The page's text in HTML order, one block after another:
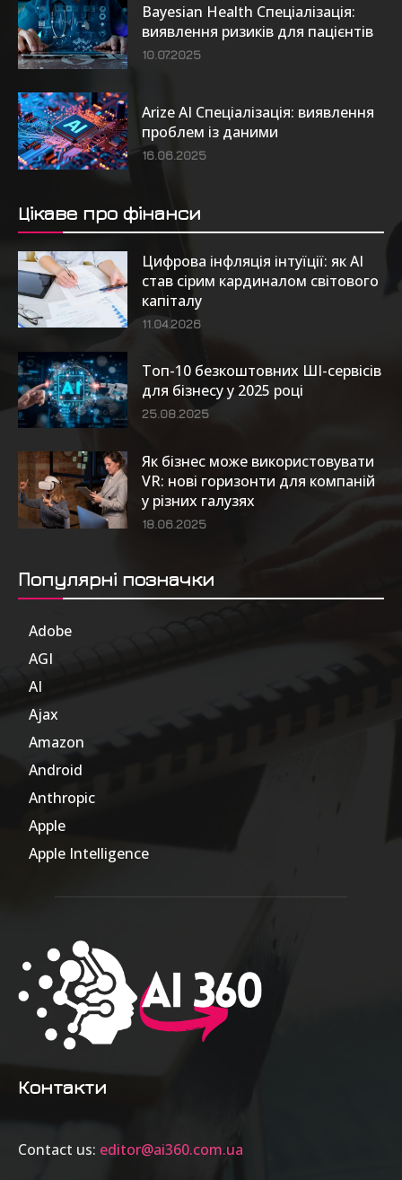
Bayesian Health Спеціалізація:
виявлення ризиків для пацієнтів
10.07.2025
Arize AI Спеціалізація: виявлення
проблем із даними
16.06.2025
Цікаве про фінанси
Цифрова інфляція інтуїції: як AI
став сірим кардиналом світового
капіталу
11.04.2026
Топ-10 безкоштовних ШІ-сервісів
для бізнесу у 2025 році
25.08.2025
Як бізнес може використовувати
VR: нові горизонти для компаній
у різних галузях
18.06.2025
Популярні позначки
Adobe
AGI
AI
Ajax
Amazon
Android
Anthropic
Apple
Apple Intelligence
Контакти
Contact us: editor@ai360.com.ua